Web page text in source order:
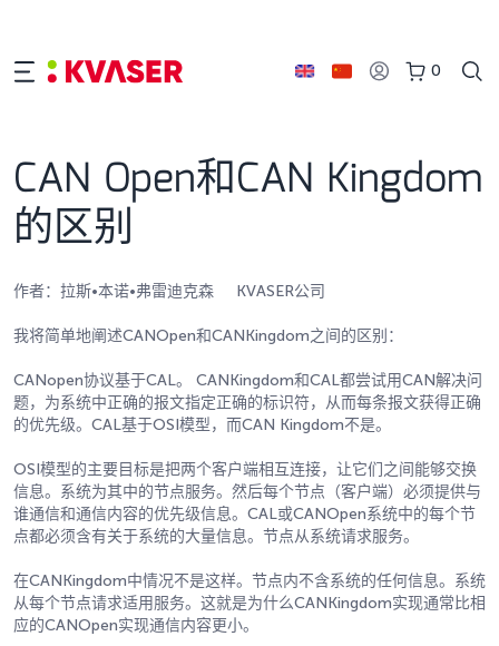
0
CAN Open和CAN Kingdom
的区别
作者：拉斯•本诺•弗雷迪克森 KVASER公司
我将简单地阐述CANOpen和CANKingdom之间的区别：
CANopen协议基于CAL。 CANKingdom和CAL都尝试用CAN解决问
题，为系统中正确的报文指定正确的标识符，从而每条报文获得正确
的优先级。CAL基于OSI模型，而CAN Kingdom不是。
OSI模型的主要目标是把两个客户端相互连接，让它们之间能够交换
信息。系统为其中的节点服务。然后每个节点（客户端）必须提供与
谁通信和通信内容的优先级信息。CAL或CANOpen系统中的每个节
点都必须含有关于系统的大量信息。节点从系统请求服务。
在CANKingdom中情况不是这样。节点内不含系统的任何信息。系统
从每个节点请求适用服务。这就是为什么CANKingdom实现通常比相
应的CANOpen实现通信内容更小。